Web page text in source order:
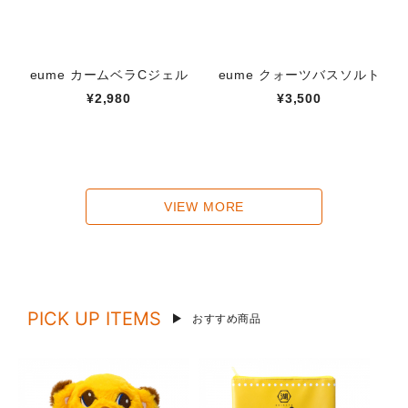
eume カームベラCジェル
¥2,980
eume クォーツバスソルト
¥3,500
VIEW MORE
PICK UP ITEMS おすすめ商品